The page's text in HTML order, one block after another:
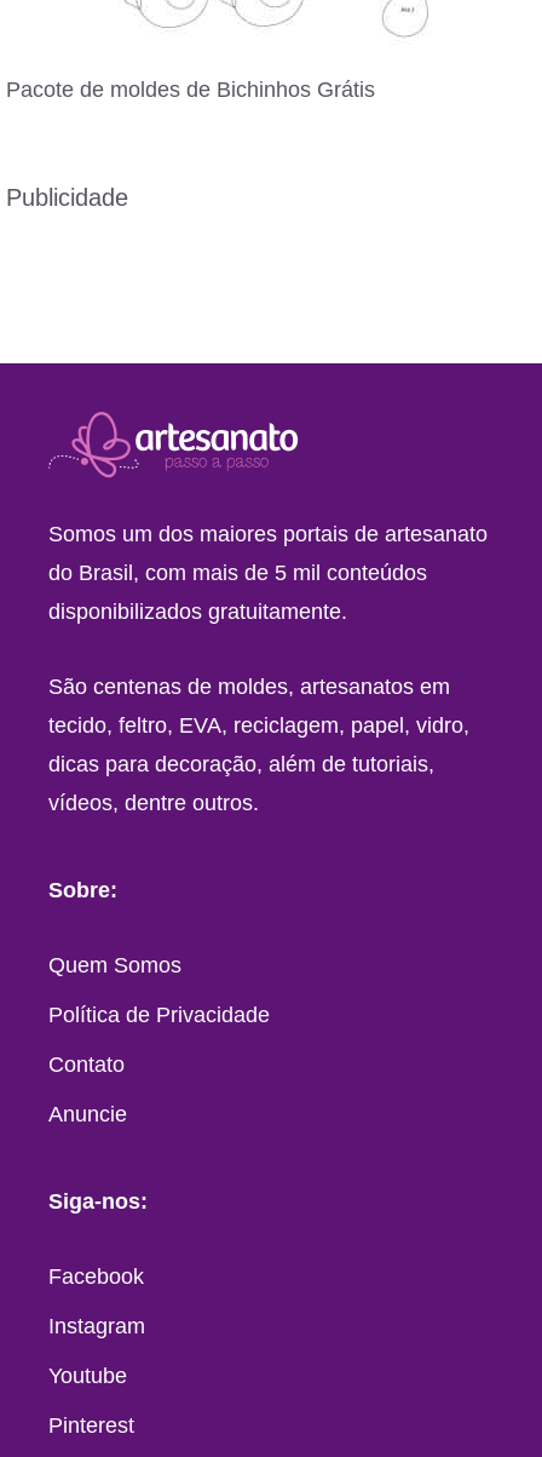
Pacote de moldes de Bichinhos Grátis
Publicidade
Somos um dos maiores portais de artesanato
do Brasil, com mais de 5 mil conteúdos
disponibilizados gratuitamente.
São centenas de moldes, artesanatos em
tecido, feltro, EVA, reciclagem, papel, vidro,
dicas para decoração, além de tutoriais,
vídeos, dentre outros.
Sobre:
Quem Somos
Política de Privacidade
Contato
Anuncie
Siga-nos:
Facebook
Instagram
Youtube
Pinterest